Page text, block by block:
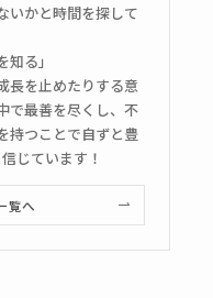
いかと時間を探して
る」
長を止めたりする意
で最善を尽くし、不
持つことで自ずと豊
じています！
覧へ